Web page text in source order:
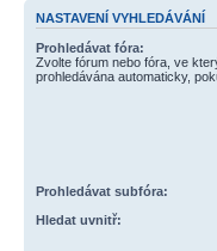
NASTAVENÍ VYHLEDÁVÁNÍ
Prohledávat fóra:
Zvolte fórum nebo fóra, ve
prohledávána automaticky,
Prohledávat subfóra:
Hledat uvnitř: